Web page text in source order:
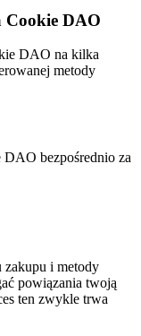
Cookie DAO
DAO na kilka
metody
bezpośrednio za
zakupu i metody
powiązania twoją
ten zwykle trwa